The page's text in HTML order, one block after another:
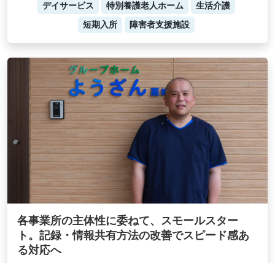
デイサービス 特別養護老人ホーム
生活介護
短期入所
障害者支援施設
各事業所の主体性に委ねて、スモールスター
ト。記録・情報共有方法の改善でスピード感あ
る対応へ